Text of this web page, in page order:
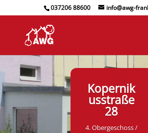
037206 88600 info@awg-
Kopernik
usstraße
28
4. Obergeschoss /